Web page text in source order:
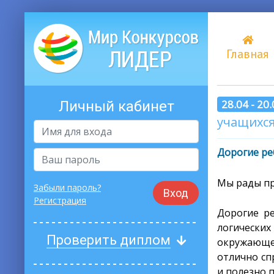
Главная
Личный кабинет
Вход
Забыли пароль?
Регистрация
Проверить диплом
28.04 -
Дорогие
Мы рады
Дорогие
отлично